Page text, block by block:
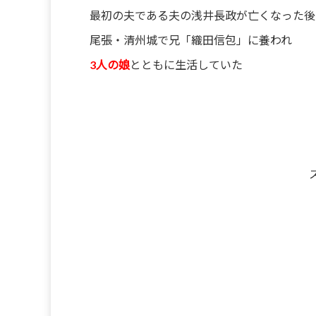
最初の夫である夫の浅井長政が亡くなった後
尾張・清州城で兄「織田信包」に養われ
3人の娘とともに生活していた